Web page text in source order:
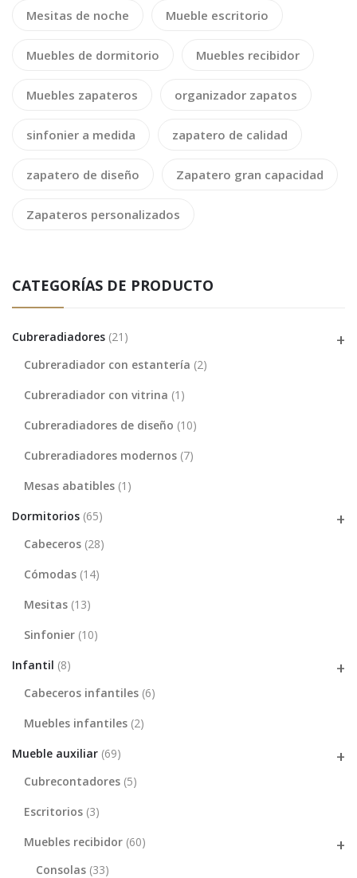
Mesitas de noche Mueble escritorio
Muebles de dormitorio Muebles recibidor
Muebles zapateros organizador zapatos
sinfonier a medida zapatero de calidad
zapatero de diseño Zapatero gran capacidad
Zapateros personalizados
CATEGORÍAS DE PRODUCTO
Cubreradiadores (21)
Cubreradiador con estantería (2)
Cubreradiador con vitrina (1)
Cubreradiadores de diseño (10)
Cubreradiadores modernos (7)
Mesas abatibles (1)
Dormitorios (65)
Cabeceros (28)
Cómodas (14)
Mesitas (13)
Sinfonier (10)
Infantil (8)
Cabeceros infantiles (6)
Muebles infantiles (2)
Mueble auxiliar (69)
Cubrecontadores (5)
Escritorios (3)
Muebles recibidor (60)
Consolas (33)